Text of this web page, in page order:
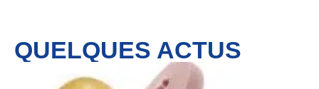
QUELQUES ACTUS